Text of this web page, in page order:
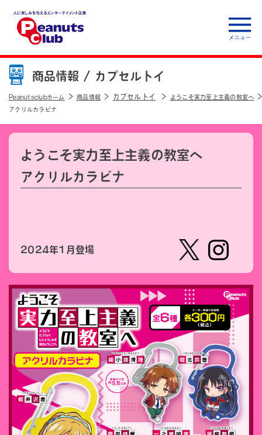
人に楽しみを与えるエ
ンターテイメント企
業 Peanuts club
商品情報 / カプセルトイ
Peanutsclubホーム 商品情報 カプセルトイ ようこそ実力至上主義の教室へ
アクリルカラビナ
ようこそ実力至上主義の教室へ
アクリルカラビナ
2024年1月登場
ーナッ
ツクラ
ブのカ
プセル
トイの
Xはこ
ちら
ナッ
ツ・ク
ラブ
カプセ
メーカ
ーの人
（公
式）のI
nstag
ramは
こちら